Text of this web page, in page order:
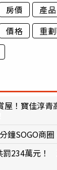
房價 產品
價格 重
屋！寶佳淳
鐘SOGO商
罰234萬元！